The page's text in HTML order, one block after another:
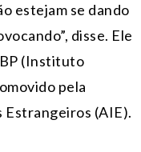
estejam se dando
disse. Ele
(Instituto
pela
Estrangeiros (AIE).